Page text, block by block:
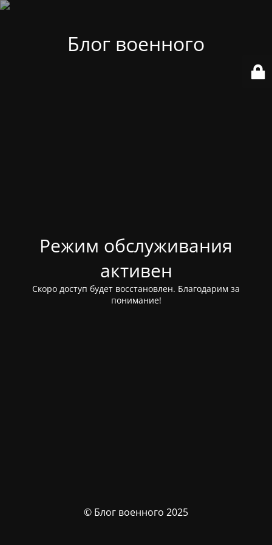
Блог военного
Режим обслуживания
активен
Скоро доступ будет восстановлен. Благодарим за
понимание!
© Блог военного 2025